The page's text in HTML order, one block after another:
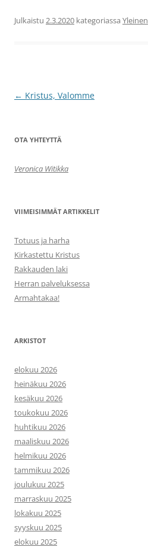
Julkaistu 2.3.2020 kategoriassa Yleinen
Artikkelien
← Kristus, Valomme
OTA YHTEYTTÄ
Veronica Witikka
VIIMEISIMMÄT ARTIKKELIT
Totuus ja harha
Kirkastettu Kristus
Rakkauden laki
Herran palveluksessa
Armahtakaa!
ARKISTOT
elokuu 2026
heinäkuu 2026
kesäkuu 2026
toukokuu 2026
huhtikuu 2026
maaliskuu 2026
helmikuu 2026
tammikuu 2026
joulukuu 2025
marraskuu 2025
lokakuu 2025
syyskuu 2025
elokuu 2025